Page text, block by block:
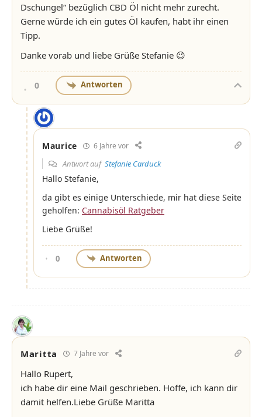
Dschungel“ bezüglich CBD Öl nicht mehr zurecht.
Gerne würde ich ein gutes Öl kaufen, habt ihr einen
Tipp.
Danke vorab und liebe Grüße Stefanie 😉
0 Antworten
Maurice 6 Jahre vor
Antwort auf Stefanie Carduck
Hallo Stefanie,
da gibt es einige Unterschiede, mir hat diese Seite
geholfen: Cannabisöl Ratgeber
Liebe Grüße!
0 Antworten
Maritta 7 Jahre vor
Hallo Rupert,
ich habe dir eine Mail geschrieben. Hoffe, ich kann dir
damit helfen.Liebe Grüße Maritta